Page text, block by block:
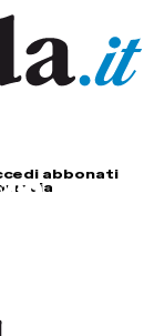
abbonati